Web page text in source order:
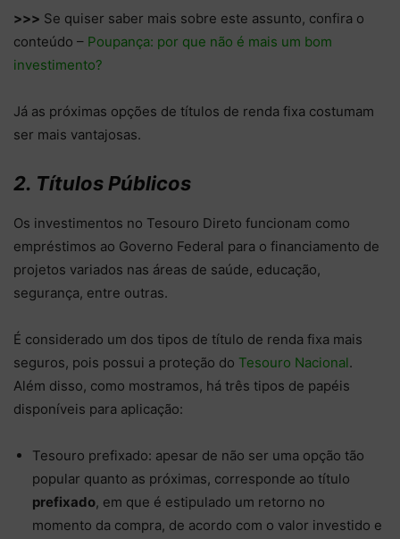
>>> Se quiser saber mais sobre este assunto, confira o
conteúdo – Poupança: por que não é mais um bom
investimento?
Já as próximas opções de títulos de renda fixa costumam
ser mais vantajosas.
2. Títulos Públicos
Os investimentos no Tesouro Direto funcionam como
empréstimos ao Governo Federal para o financiamento de
projetos variados nas áreas de saúde, educação,
segurança, entre outras.
É considerado um dos tipos de título de renda fixa mais
seguros, pois possui a proteção do Tesouro Nacional.
Além disso, como mostramos, há três tipos de papéis
disponíveis para aplicação:
Tesouro prefixado: apesar de não ser uma opção tão
popular quanto as próximas, corresponde ao título
prefixado, em que é estipulado um retorno no
momento da compra, de acordo com o valor investido e